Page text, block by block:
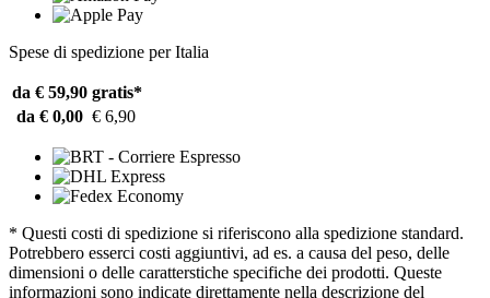
Spese di spedizione per Italia
da € 59,90 gratis*
da € 0,00 € 6,90
* Questi costi di spedizione si riferiscono alla spedizione standard.
Potrebbero esserci costi aggiuntivi, ad es. a causa del peso, delle
dimensioni o delle caratterstiche specifiche dei prodotti. Queste
informazioni sono indicate direttamente nella descrizione del